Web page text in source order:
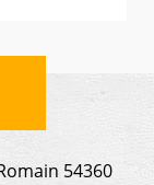
54360